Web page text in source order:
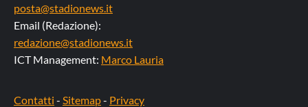
posta@stadionews.it
Email (Redazione):
redazione@stadionews.it
ICT Management: Marco Lauria
Contatti - Sitemap- Privacy